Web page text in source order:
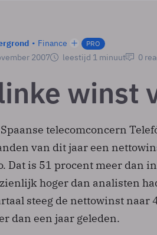
Finance PRO
2007 leestijd 1 minuut 0
winst
telecomconcern
van dit jaar een
Dat is 51 procent meer dan
hoger dan analisten
steeg de nettowinst naar
dan een jaar geleden.